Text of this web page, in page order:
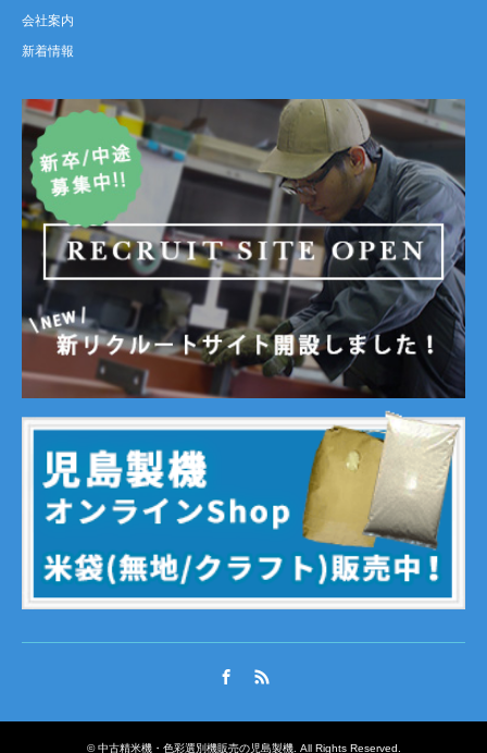
会社案内
新着情報
©中古精米機・色彩選別機販売の児島製機. All Rights Reserved.